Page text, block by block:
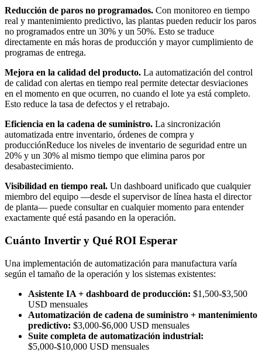
Reducción de paros no programados. Con monitoreo en tiempo
real y mantenimiento predictivo, las plantas pueden reducir los paros
no programados entre un 30% y un 50%. Esto se traduce
directamente en más horas de producción y mayor cumplimiento de
programas de entrega.
Mejora en la calidad del producto. La automatización del control
de calidad con alertas en tiempo real permite detectar desviaciones
en el momento en que ocurren, no cuando el lote ya está completo.
Esto reduce la tasa de defectos y el retrabajo.
Eficiencia en la cadena de suministro. La sincronización
automatizada entre inventario, órdenes de compra y
producciónReduce los niveles de inventario de seguridad entre un
20% y un 30% al mismo tiempo que elimina paros por
desabastecimiento.
Visibilidad en tiempo real. Un dashboard unificado que cualquier
miembro del equipo —desde el supervisor de línea hasta el director
de planta— puede consultar en cualquier momento para entender
exactamente qué está pasando en la operación.
Cuánto Invertir y Qué ROI Esperar
Una implementación de automatización para manufactura varía
según el tamaño de la operación y los sistemas existentes:
Asistente IA + dashboard de producción: $1,500-$3,500
USD mensuales
Automatización de cadena de suministro + mantenimiento
predictivo: $3,000-$6,000 USD mensuales
Suite completa de automatización industrial:
$5,000-$10,000 USD mensuales